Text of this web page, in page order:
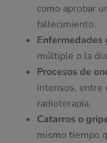
como aprobar
fallecimiento.
Enfermedades
múltiple o la
Procesos de
intensos, entre
radioterapia.
Catarros o
mismo tiempo